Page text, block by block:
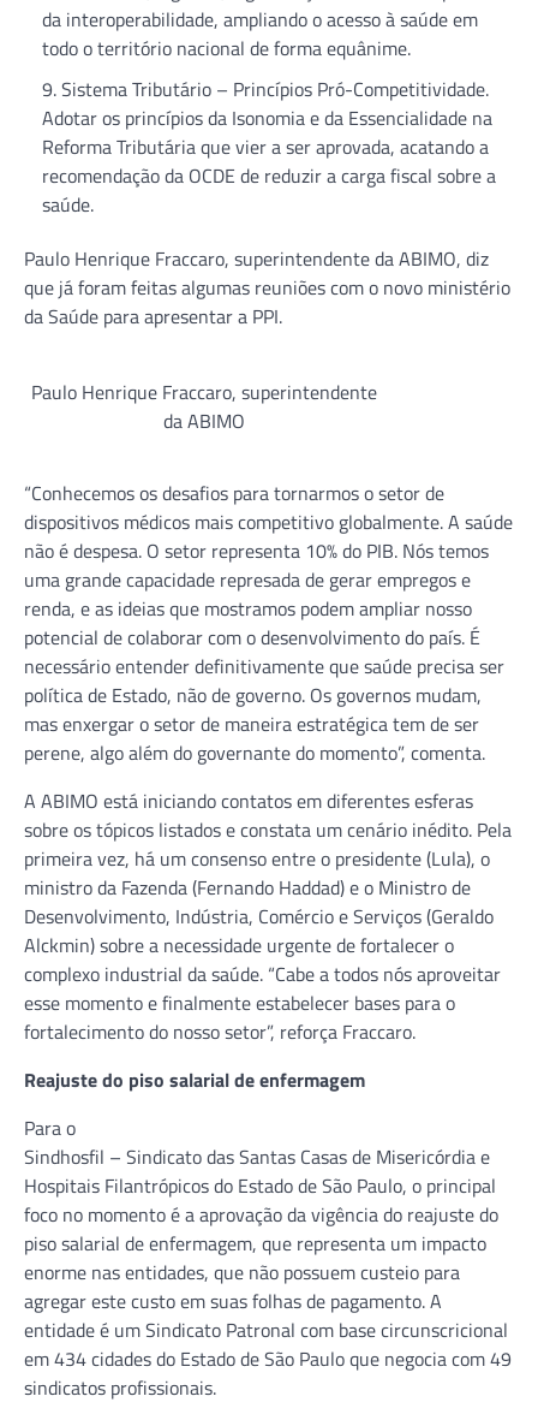
da interoperabilidade, ampliando o acesso à saúde em
todo o território nacional de forma equânime.
Sistema Tributário – Princípios Pró-Competitividade.
Adotar os princípios da Isonomia e da Essencialidade na
Reforma Tributária que vier a ser aprovada, acatando a
recomendação da OCDE de reduzir a carga fiscal sobre a
saúde.
Paulo Henrique Fraccaro, superintendente da ABIMO, diz
que já foram feitas algumas reuniões com o novo ministério
da Saúde para apresentar a PPI.
Paulo Henrique Fraccaro, superintendente
da ABIMO
“Conhecemos os desafios para tornarmos o setor de
dispositivos médicos mais competitivo globalmente. A saúde
não é despesa. O setor representa 10% do PIB. Nós temos
uma grande capacidade represada de gerar empregos e
renda, e as ideias que mostramos podem ampliar nosso
potencial de colaborar com o desenvolvimento do país. É
necessário entender definitivamente que saúde precisa ser
política de Estado, não de governo. Os governos mudam,
mas enxergar o setor de maneira estratégica tem de ser
perene, algo além do governante do momento”, comenta.
A ABIMO está iniciando contatos em diferentes esferas
sobre os tópicos listados e constata um cenário inédito. Pela
primeira vez, há um consenso entre o presidente (Lula), o
ministro da Fazenda (Fernando Haddad) e o Ministro de
Desenvolvimento, Indústria, Comércio e Serviços (Geraldo
Alckmin) sobre a necessidade urgente de fortalecer o
complexo industrial da saúde. “Cabe a todos nós aproveitar
esse momento e finalmente estabelecer bases para o
fortalecimento do nosso setor”, reforça Fraccaro.
Reajuste do piso salarial de enfermagem
Para o
Sindhosfil – Sindicato das Santas Casas de Misericórdia e
Hospitais Filantrópicos do Estado de São Paulo, o principal
foco no momento é a aprovação da vigência do reajuste do
piso salarial de enfermagem, que representa um impacto
enorme nas entidades, que não possuem custeio para
agregar este custo em suas folhas de pagamento. A
entidade é um Sindicato Patronal com base circunscricional
em 434 cidades do Estado de São Paulo que negocia com 49
sindicatos profissionais.